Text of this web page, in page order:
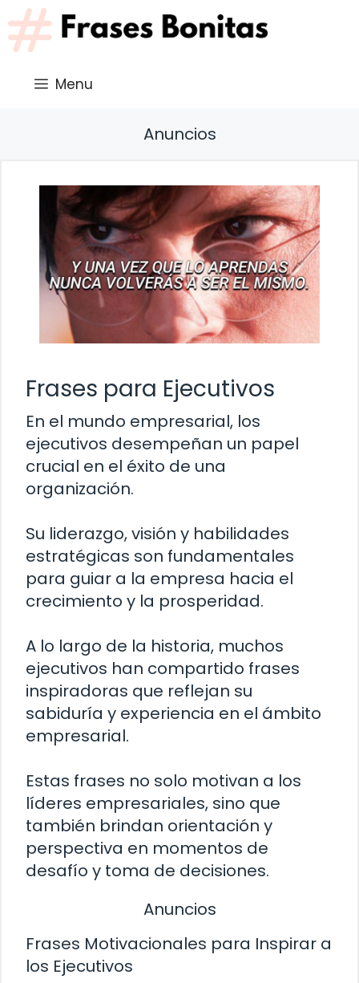
Saltar
al
contenido
Menu
Anuncios
Frases para Ejecutivos
En el mundo empresarial, los
ejecutivos desempeñan un papel
crucial en el éxito de una
organización.
Su liderazgo, visión y habilidades
estratégicas son fundamentales
para guiar a la empresa hacia el
crecimiento y la prosperidad.
A lo largo de la historia, muchos
ejecutivos han compartido frases
inspiradoras que reflejan su
sabiduría y experiencia en el ámbito
empresarial.
Estas frases no solo motivan a los
líderes empresariales, sino que
también brindan orientación y
perspectiva en momentos de
desafío y toma de decisiones.
Anuncios
Frases Motivacionales para Inspirar a
los Ejecutivos